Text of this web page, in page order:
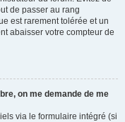
de passer au rang
est rarement tolérée et un
abaisser votre compteur de
on me demande de me
via le formulaire intégré (si